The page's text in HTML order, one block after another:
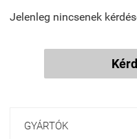
Jelenleg nincsenek
GYÁRTÓK